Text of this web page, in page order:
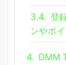
3.4. 登
ンやポ
4. DMM